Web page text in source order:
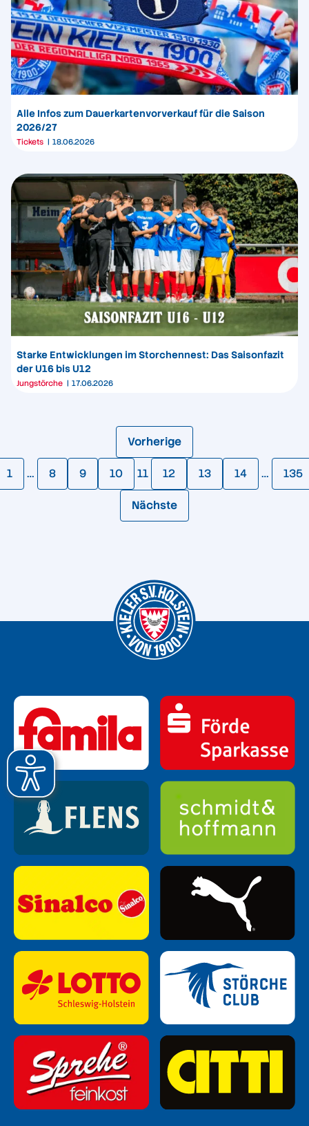
Alle Infos zum Dauerkartenvorverkauf für die Saison
2026/27
Tickets 18.06.2026
Starke Entwicklungen im Storchennest: Das Saisonfazit
der U16 bis U12
Jungstörche 17.06.2026
Vorherige
1 … 8 9 10 11 12 13 14 … 135
Nächste